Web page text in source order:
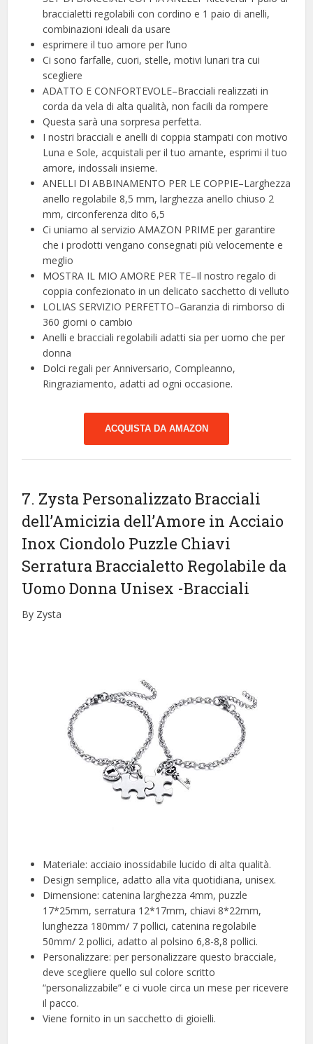
braccialetti regolabili con cordino e 1 paio di anelli,
combinazioni ideali da usare
esprimere il tuo amore per l’uno
Ci sono farfalle, cuori, stelle, motivi lunari tra cui
scegliere
ADATTO E CONFORTEVOLE–Bracciali realizzati in
corda da vela di alta qualità, non facili da rompere
Questa sarà una sorpresa perfetta.
I nostri bracciali e anelli di coppia stampati con motivo
Luna e Sole, acquistali per il tuo amante, esprimi il tuo
amore, indossali insieme.
ANELLI DI ABBINAMENTO PER LE COPPIE–Larghezza
anello regolabile 8,5 mm, larghezza anello chiuso 2
mm, circonferenza dito 6,5
Ci uniamo al servizio AMAZON PRIME per garantire
che i prodotti vengano consegnati più velocemente e
meglio
MOSTRA IL MIO AMORE PER TE–Il nostro regalo di
coppia confezionato in un delicato sacchetto di velluto
LOLIAS SERVIZIO PERFETTO–Garanzia di rimborso di
360 giorni o cambio
Anelli e bracciali regolabili adatti sia per uomo che per
donna
Dolci regali per Anniversario, Compleanno,
Ringraziamento, adatti ad ogni occasione.
ACQUISTA DA AMAZON
7. Zysta Personalizzato Bracciali
dell’Amicizia dell’Amore in Acciaio
Inox Ciondolo Puzzle Chiavi
Serratura Braccialetto Regolabile da
Uomo Donna Unisex -Bracciali
By Zysta
Materiale: acciaio inossidabile lucido di alta qualità.
Design semplice, adatto alla vita quotidiana, unisex.
Dimensione: catenina larghezza 4mm, puzzle
17*25mm, serratura 12*17mm, chiavi 8*22mm,
lunghezza 180mm/ 7 pollici, catenina regolabile
50mm/ 2 pollici, adatto al polsino 6,8-8,8 pollici.
Personalizzare: per personalizzare questo bracciale,
deve scegliere quello sul colore scritto
“personalizzabile” e ci vuole circa un mese per ricevere
il pacco.
Viene fornito in un sacchetto di gioielli.